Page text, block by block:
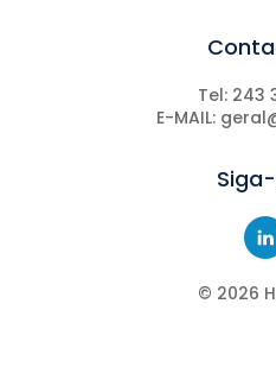
Tel: 243
E-MAIL:
© 2026